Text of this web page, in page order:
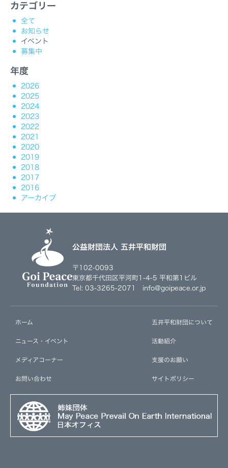
カテゴリー
全て
お知らせ
イベント
募集中
年度
2026
2025
2024
2023
2022
2021
2020
2019
2018
2017
2016
アーカイブ
公益財団法人 五井平和財団
〒102-0093
東京都千代田区平河町1-4-5 平和第1ビル
Tel: 03-3265-2071 info@goipeace.or.jp
ホーム
ニュース・イベント
メディアコーナー
お問い合わせ
五井平和財団について
活動紹介
支援のお願い
サイトポリシー